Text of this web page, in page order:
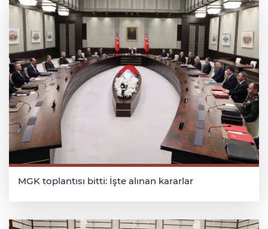
MGK toplantısı bitti: İşte alınan kararlar